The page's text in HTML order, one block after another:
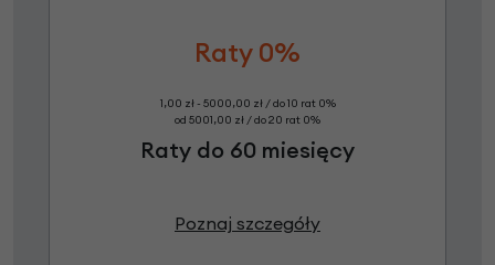
Raty 0%
1,00 zł - 5000,00 zł / do 10 rat 0%
od 5001,00 zł / do 20 rat 0%
Raty do 60 miesięcy
Poznaj szczegóły